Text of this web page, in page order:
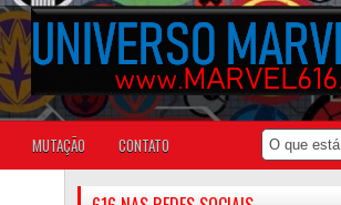
MUTAÇÃO CONTATO